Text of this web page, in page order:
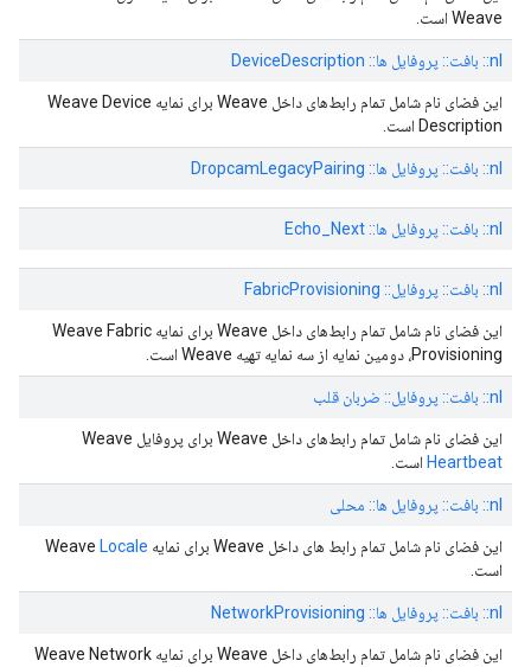
Weave است.
nl:: بافت:: پروفایل ها:: DeviceDescription
این فضای نام شامل تمام رابط‌های داخل Weave برای نمایه Weave Device
Description است.
nl:: بافت:: پروفایل ها:: DropcamLegacyPairing
nl:: بافت:: پروفایل ها:: Echo_Next
nl:: بافت:: پروفایل:: FabricProvisioning
این فضای نام شامل تمام رابط‌های داخل Weave برای نمایه Weave Fabric
Provisioning، دومین نمایه از سه نمایه تهیه Weave است.
nl:: بافت:: پروفایل:: ضربان قلب
این فضای نام شامل تمام رابط‌های داخل Weave برای پروفایل Weave
Heartbeat است.
nl:: بافت:: پروفایل ها:: محلی
این فضای نام شامل تمام رابط های داخل Weave برای نمایه Weave
Locale
است.
nl:: بافت:: پروفایل ها:: NetworkProvisioning
این فضای نام شامل تمام رابط‌های داخل Weave برای نمایه Weave Network